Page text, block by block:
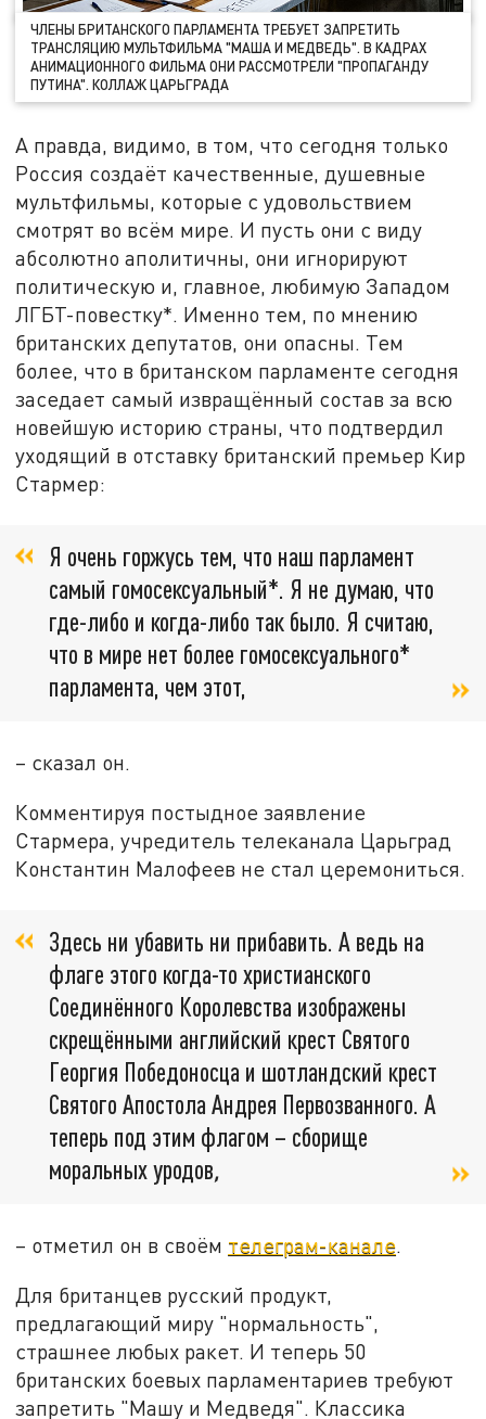
ЧЛЕНЫ БРИТАНСКОГО ПАРЛАМЕНТА ТРЕБУЕТ ЗАПРЕТИТЬ
ТРАНСЛЯЦИЮ МУЛЬТФИЛЬМА "МАША И МЕДВЕДЬ". В КАДРАХ
АНИМАЦИОННОГО ФИЛЬМА ОНИ РАССМОТРЕЛИ "ПРОПАГАНДУ
ПУТИНА". КОЛЛАЖ ЦАРЬГРАДА
А правда, видимо, в том, что сегодня только
Россия создаёт качественные, душевные
мультфильмы, которые с удовольствием
смотрят во всём мире. И пусть они с виду
абсолютно аполитичны, они игнорируют
политическую и, главное, любимую Западом
ЛГБТ-повестку*. Именно тем, по мнению
британских депутатов, они опасны. Тем
более, что в британском парламенте сегодня
заседает самый извращённый состав за всю
новейшую историю страны, что подтвердил
уходящий в отставку британский премьер Кир
Стармер:
Я очень горжусь тем, что наш парламент
самый гомосексуальный*. Я не думаю, что
где-либо и когда-либо так было. Я считаю,
что в мире нет более гомосексуального*
парламента, чем этот,
– сказал он.
Комментируя постыдное заявление
Стармера, учредитель телеканала Царьград
Константин Малофеев не стал церемониться.
Здесь ни убавить ни прибавить. А ведь на
флаге этого когда-то христианского
Соединённого Королевства изображены
скрещёнными английский крест Святого
Георгия Победоносца и шотландский крест
Святого Апостола Андрея Первозванного. А
теперь под этим флагом – сборище
моральных уродов,
– отметил он в своём телеграм-канале.
Для британцев русский продукт,
предлагающий миру "нормальность",
страшнее любых ракет. И теперь 50
британских боевых парламентариев требуют
запретить "Машу и Медведя". Классика